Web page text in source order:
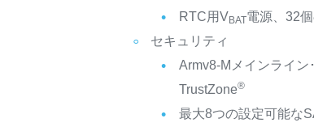
RTC用VBAT電源、32
セキュリティ
Armv8-Mメインライ
TrustZone®
最大8つの設定可能な